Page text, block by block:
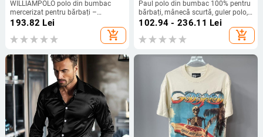
WILLIAMPOLO polo din bumbac
mercerizat pentru bărbați –
mânecă scurtă, broderie, stil
193.82 Lei
add_shopping_cart
Paul polo din bumbac 100% pentru
bărbați, mânecă scurtă, guler polo,
stil business casual
102.94 - 236.11 Lei
add_shopping_cart